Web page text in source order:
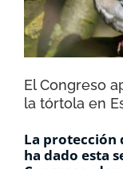
RECURSOS
El Congreso
la tórtola en
La protección
ha dado esta